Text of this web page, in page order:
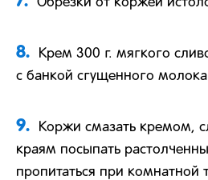
8.
Крем 300 г. мягкого
с банкой сгущенного
9.
Коржи смазать кремом,
краям посыпать
пропитаться при комнатной